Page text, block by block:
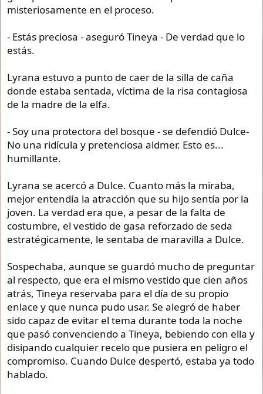
misteriosamente en el proceso.
- Estás preciosa - aseguró Tineya - De verdad que lo
estás.
Lyrana estuvo a punto de caer de la silla de caña
donde estaba sentada, víctima de la risa contagiosa
de la madre de la elfa.
- Soy una protectora del bosque - se defendió Dulce-
No una ridícula y pretenciosa aldmer. Esto es...
humillante.
Lyrana se acercó a Dulce. Cuanto más la miraba,
mejor entendía la atracción que su hijo sentía por la
joven. La verdad era que, a pesar de la falta de
costumbre, el vestido de gasa reforzado de seda
estratégicamente, le sentaba de maravilla a Dulce.
Sospechaba, aunque se guardó mucho de preguntar
al respecto, que era el mismo vestido que cien años
atrás, Tineya reservaba para el día de su propio
enlace y que nunca pudo usar. Se alegró de haber
sido capaz de evitar el tema durante toda la noche
que pasó convenciendo a Tineya, bebiendo con ella y
disipando cualquier recelo que pusiera en peligro el
compromiso. Cuando Dulce despertó, estaba ya todo
hablado.